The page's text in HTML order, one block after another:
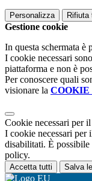
Personalizza Rifiuta
Gestione cookie
In questa schermata è
I cookie necessari
piattaforma e non è
Per conoscere quali
visionare la
Cookie necessari per
I cookie necessari per
disabilitati. È
policy.
Accetta tutti Salva